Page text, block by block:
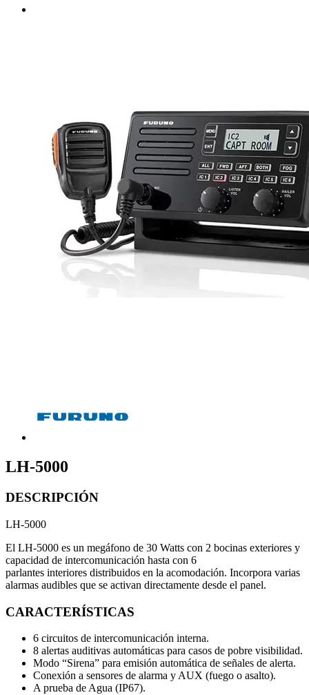
LH-5000
DESCRIPCIÓN
LH-5000
El LH-5000 es un megáfono de 30 Watts con 2 bocinas exteriores y
capacidad de intercomunicación hasta con 6
parlantes interiores distribuidos en la acomodación. Incorpora varias
alarmas audibles que se activan directamente desde el panel.
CARACTERÍSTICAS
6 circuitos de intercomunicación interna.
8 alertas auditivas automáticas para casos de pobre visibilidad.
Modo “Sirena” para emisión automática de señales de alerta.
Conexión a sensores de alarma y AUX (fuego o asalto).
A prueba de Agua (IP67).